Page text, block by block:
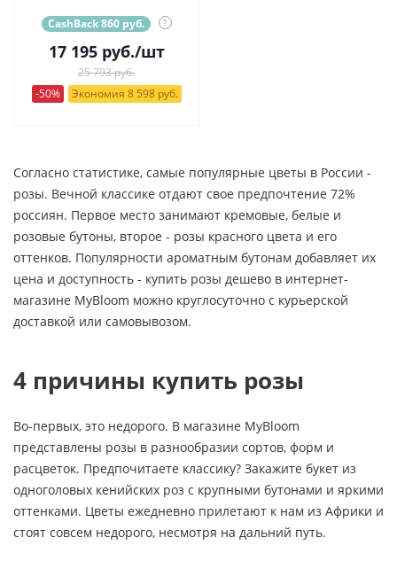
CashBack 860 руб. ?
17 195руб./шт
25 793 руб.
-50%
Экономия 8 598 руб.
Согласно статистике, самые популярные цветы в России -
розы. Вечной классике отдают свое предпочтение 72%
россиян. Первое место занимают кремовые, белые и
розовые бутоны, второе - розы красного цвета и его
оттенков. Популярности ароматным бутонам добавляет их
цена и доступность - купить розы дешево в интернет-
магазине MyBloom можно круглосуточно с курьерской
доставкой или самовывозом.
4 причины купить розы
Во-первых, это недорого. В магазине MyBloom
представлены розы в разнообразии сортов, форм и
расцветок. Предпочитаете классику? Закажите букет из
одноголовых кенийских роз с крупными бутонами и яркими
оттенками. Цветы ежедневно прилетают к нам из Африки и
стоят совсем недорого, несмотря на дальний путь.